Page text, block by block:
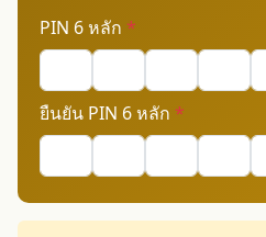
PIN 6 หลัก *
ยืนยัน PIN 6 หลัก *